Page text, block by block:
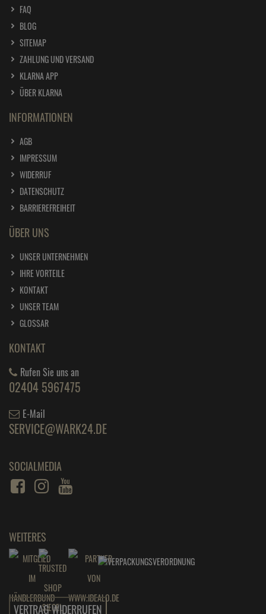
FAQ
BLOG
SITEMAP
ZAHLUNG UND VERSAND
KLARNA APP
ÜBER KLARNA
INFORMATIONEN
AGB
IMPRESSUM
WIDERRUF
DATENSCHUTZ
BARRIEREFREIHEIT
ÜBER UNS
UNSER UNTERNEHMEN
IHRE VORTEILE
KONTAKT
UNSER TEAM
GLOSSAR
KONTAKT
Rufen Sie uns an
02404 5967475
E-Mail
SERVICE@WARK24.DE
SOCIALMEDIA
WEITERES
VERTRAG WIDERRUFEN